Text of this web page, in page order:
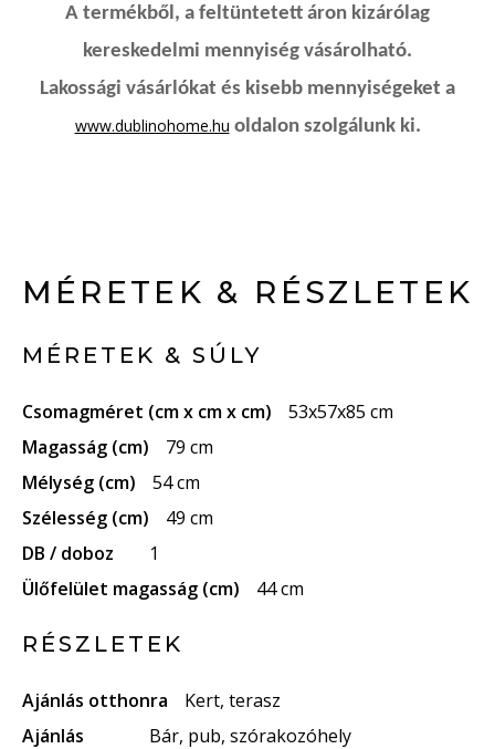
A termékből, a feltüntetett áron kizárólag
kereskedelmi mennyiség vásárolható.
Lakossági vásárlókat és kisebb mennyiségeket a
www.dublinohome.hu oldalon szolgálunk ki.
MÉRETEK & RÉSZLETEK
MÉRETEK & SÚLY
Csomagméret (cm x cm x cm)
53x57x85 cm
Magasság (cm)
79 cm
Mélység (cm)
54 cm
Szélesség (cm)
49 cm
DB / doboz
1
Ülőfelület magasság (cm)
44 cm
RÉSZLETEK
Ajánlás otthonra
Kert, terasz
Ajánlás
Bár, pub, szórakozóhely